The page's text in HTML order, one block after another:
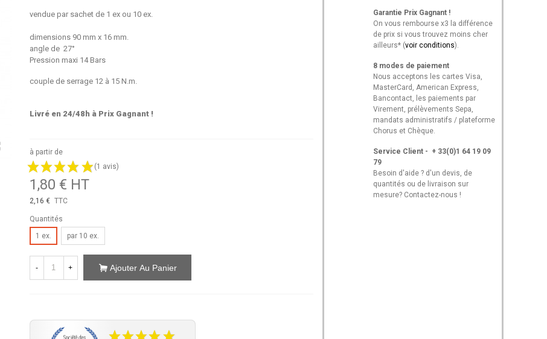
vendue par sachet de 1 ex ou 10 ex.
dimensions 90 mm x 16 mm.
angle de 27°
Pression maxi 14 Bars
couple de serrage 12 à 15 N.m.
Livré en 24/48h à Prix Gagnant !
à partir de
(1 avis)
1,80 € HT
2,16 € TTC
Quantités
1 ex.
par 10 ex.
- + Ajouter Au Panier
Garantie Prix Gagnant !
On vous rembourse x3 la différence
de prix si vous trouvez moins cher
ailleurs* (voir conditions).
8 modes de paiement
Nous acceptons les cartes Visa,
MasterCard, American Express,
Bancontact, les paiements par
Virement, prélèvements Sepa,
mandats administratifs / plateforme
Chorus et Chèque.
Service Client - + 33(0)1 64 19 09
79
Besoin d'aide ? d'un devis, de
quantités ou de livraison sur
mesure? Contactez-nous !